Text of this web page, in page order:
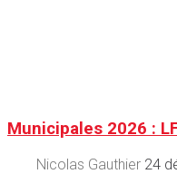
Municipales 2026 :
Nicolas Gauthier 24